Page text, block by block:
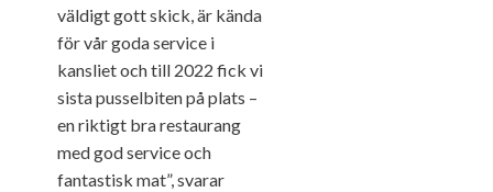
väldigt gott skick, är kända
för vår goda service i
kansliet och till 2022 fick vi
sista pusselbiten på plats –
en riktigt bra restaurang
med god service och
fantastisk mat”, svarar